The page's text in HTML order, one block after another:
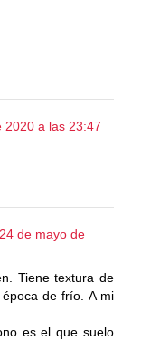
2020 a las 23:47
24 de mayo de
Tiene textura de
de frío. A mi
es el que suelo